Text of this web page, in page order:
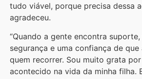
tudo viável, porque precisa dessa
agradeceu.
“Quando a gente encontra
segurança e uma confiança de
quem recorrer. Sou muito grata
acontecido na vida da minha filha.